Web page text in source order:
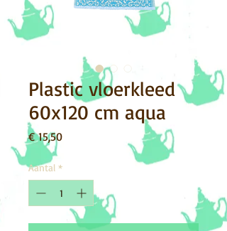
Plastic vloerkleed
60x120 cm aqua
€ 15,50Prijs
Aantal *